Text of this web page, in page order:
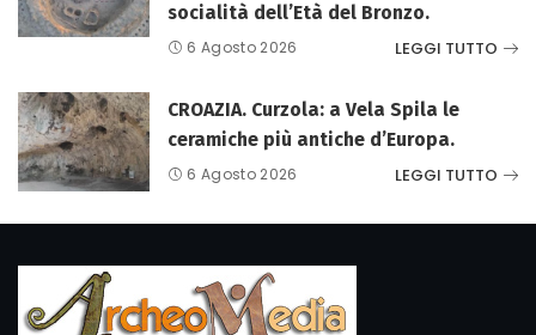
socialità dell’Età del Bronzo.
6 Agosto 2026 LEGGI TUTTO
CROAZIA. Curzola: a Vela Spila le
ceramiche più antiche d’Europa.
6 Agosto 2026 LEGGI TUTTO